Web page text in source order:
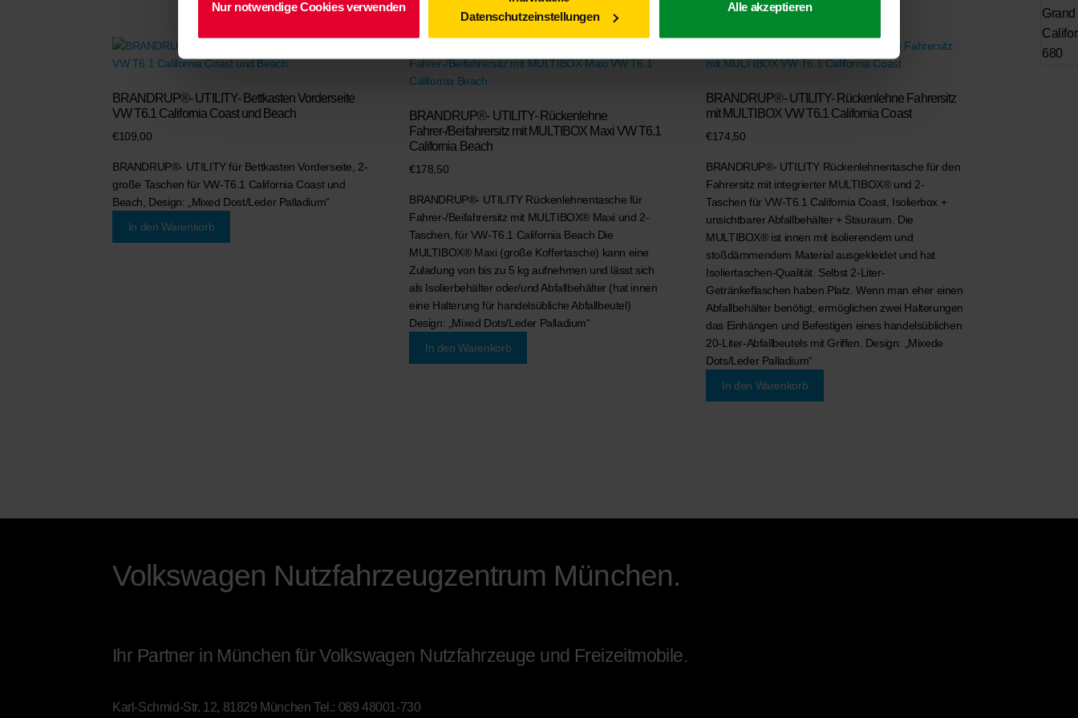
Nur notwendige Cookies verwenden
Datenschutzeinstellungen
Alle akzeptieren
BRANDRUP®- UTILITY- Bettkasten Vorderseite
VW T6.1 California Coast und Beach
€109,00
BRANDRUP®- UTILITY für Bettkasten Vorderseite, 2-
große Taschen für VW-T6.1 California Coast und
Beach, Design: „Mixed Dost/Leder Palladium“
In den Warenkorb
BRANDRUP®- UTILITY- Rückenlehne
Fahrer-/Beifahrersitz mit MULTIBOX Maxi VW T6.1
California Beach
€178,50
BRANDRUP®- UTILITY Rückenlehnentasche für
Fahrer-/Beifahrersitz mit MULTIBOX® Maxi und 2-
Taschen, für VW-T6.1 California Beach Die
MULTIBOX® Maxi (große Koffertasche) kann eine
Zuladung von bis zu 5 kg aufnehmen und lässt sich
als Isolierbehälter oder/und Abfallbehälter (hat innen
eine Halterung für handelsübliche Abfallbeutel)
Design: „Mixed Dots/Leder Palladium“
In den Warenkorb
BRANDRUP®- UTILITY- Rückenlehne Fahrersitz
mit MULTIBOX VW T6.1 California Coast
€174,50
BRANDRUP®- UTILITY Rückenlehnentasche für den
Fahrersitz mit integrierter MULTIBOX® und 2-
Taschen für VW-T6.1 California Coast, Isolierbox +
unsichtbarer Abfallbehälter + Stauraum. Die
MULTIBOX® ist innen mit isolierendem und
stoßdämmendem Material ausgekleidet und hat
Isoliertaschen-Qualität. Selbst 2-Liter-
Getränkeflaschen haben Platz. Wenn man eher einen
Abfallbehälter benötigt, ermöglichen zwei Halterungen
das Einhängen und Befestigen eines handelsüblichen
20-Liter-Abfallbeutels mit Griffen. Design: „Mixede
Dots/Leder Palladium“
In den Warenkorb
Volkswagen Nutzfahrzeugzentrum München.
Ihr Partner in München für Volkswagen Nutzfahrzeuge und Freizeitmobile.
Karl-Schmid-Str. 12, 81829 München Tel.: 089 48001-730